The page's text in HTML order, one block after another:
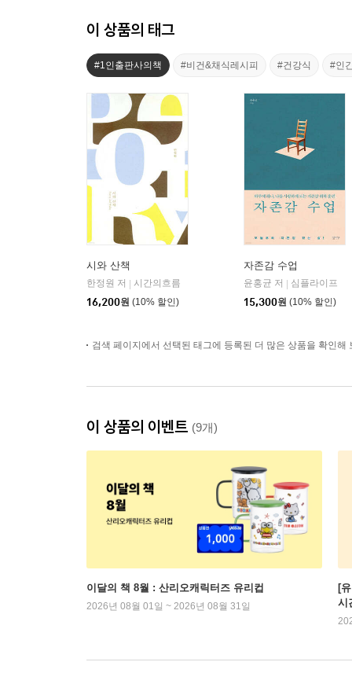
이 상품의 태그
#1인출판사의책 #비건&채식레시피 #건강식 #인
시와 산책
한정원 저
시간의흐름
16,200원 (10% 할인)
자존감 수업
윤홍균 저
심플라이프
15,300원 (10% 할인)
검색 페이지에서 선택된 태그에 등록된 더 많은 상품을 확인해
이 상품의 이벤트 (9개)
이달의 책 8월 : 산리오캐릭터즈 유리컵
2026년 08월 01일 ~ 2026년 08월 31일
[
시